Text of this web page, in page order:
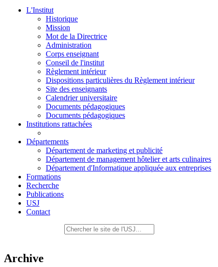
L'Institut
Historique
Mission
Mot de la Directrice
Administration
Corps enseignant
Conseil de l'institut
Règlement intérieur
Dispositions particulières du Règlement intérieur
Site des enseignants
Calendrier universitaire
Documents pédagogiques
Documents pédagogiques
Institutions rattachées
Départements
Département de marketing et publicité
Département de management hôtelier et arts culinaires
Département d'Informatique appliquée aux entreprises
Formations
Recherche
Publications
USJ
Contact
Archive